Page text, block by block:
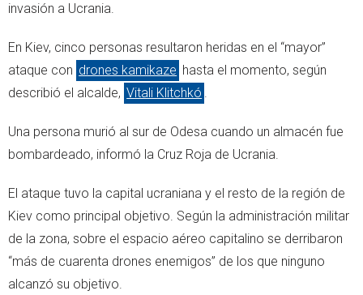
invasión a Ucrania.
En Kiev, cinco personas resultaron heridas en el “mayor”
ataque con drones kamikaze hasta el momento, según
describió el alcalde, Vitali Klitchkó .
Una persona murió al sur de Odesa cuando un almacén fue
bombardeado, informó la Cruz Roja de Ucrania.
El ataque tuvo la capital ucraniana y el resto de la región de
Kiev como principal objetivo. Según la administración militar
de la zona, sobre el espacio aéreo capitalino se derribaron
“más de cuarenta drones enemigos” de los que ninguno
alcanzó su objetivo.